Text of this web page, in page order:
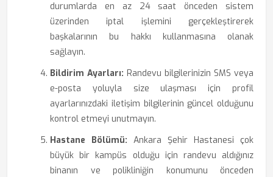
durumlarda en az 24 saat önceden sistem
üzerinden iptal işlemini gerçekleştirerek
başkalarının bu hakkı kullanmasına olanak
sağlayın.
Bildirim Ayarları: Randevu bilgilerinizin SMS veya
e-posta yoluyla size ulaşması için profil
ayarlarınızdaki iletişim bilgilerinin güncel olduğunu
kontrol etmeyi unutmayın.
Hastane Bölümü: Ankara Şehir Hastanesi çok
büyük bir kampüs olduğu için randevu aldığınız
binanın ve polikliniğin konumunu önceden